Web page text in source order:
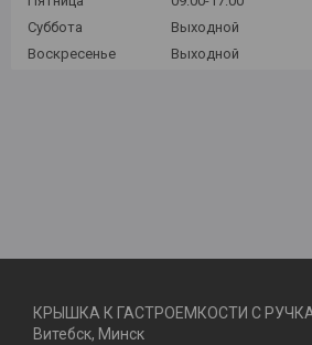
Суббота
Выходной
Воскресенье
Выходной
КРЫШКА К ГАСТРОЕМКОСТИ С РУЧКАМИ
Витебск, Минск